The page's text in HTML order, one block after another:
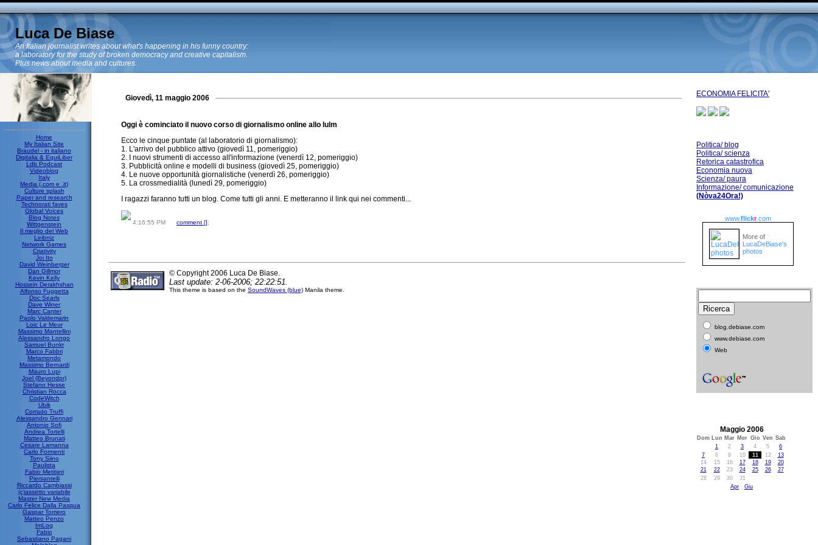
Luca De Biase
An Italian journalist writes about what's happening in his funny country:
a laboratory for the study of broken democracy and creative capitalism.
Plus news about media and cultures.
Home
My Italian Site
Braudel - in italiano
Digitalia & EquiLiber
Ldb Podcast
Videoblog
Italy
Media (.com e .it)
Culture splash
Paper and research
Technorati faves
Global Voices
Blog Notes
Wittgenstein
Il meglio del Web
Leibniz
Network Games
Criativity
Joi Ito
David Weinberger
Dan Gillmor
Kevin Kelly
Hossein Derakhshan
Alfonso Fuggetta
Doc Searls
Dave Winer
Marc Canter
Paolo Valdemarin
Loic Le Meur
Massimo Mantellini
Alessandro Longo
Samuel Bunkr
Marco Fabbri
Metamondo
Massimo Bernardi
Mauro Lupi
Joel (Beyondpr)
Stefano Hesse
Christian Rocca
CodeWitch
Ubik
Corrado Truffi
Alessandro Gennari
Antonio Sofi
Andrea Tortelli
Matteo Brunati
Cesare Lamanna
Carlo Formenti
Tony Siino
Paulista
Fabio Metitieri
Piersantelli
Riccardo Cambiassi
(c)assetto variabile
Master New Media
Carlo Felice Dalla Pasqua
Gaspar Torriero
Matteo Penzo
ImLog
Fabio
Sebastiano Pagani
Giovedì, 11 maggio 2006
Oggi è cominciato il nuovo corso di giornalismo online allo Iulm
Ecco le cinque puntate (al laboratorio di giornalismo):
1. L'arrivo del pubblico attivo (giovedì 11, pomeriggio)
2. I nuovi strumenti di accesso all'informazione (venerdì 12, pomeriggio)
3. Pubblicità online e modelli di business (giovedì 25, pomeriggio)
4. Le nuove opportunità giornalistiche (venerdì 26, pomeriggio)
5. La crossmedialità (lunedì 29, pomeriggio)
I ragazzi faranno tutti un blog. Come tutti gli anni. E metteranno il link qui nei commenti...
4:16:55 PM comment [];
© Copyright 2006 Luca De Biase.
Last update: 2-06-2006; 22:22:51.
This theme is based on the SoundWaves (blue) Manila theme.
ECONOMIA FELICITA'
Politica/ blog
Politica/ scienza
Retorica catastrofica
Economia nuova
Scienza/ paura
Informazione/ comunicazione
(Nòva24Ora!)
www.flickr.com
More of
LucaDeBiase's
photos
blog.debiase.com
www.debiase.com
Web
Maggio 2006
Dom Lun Mar Mer Gio Ven Sab
1
2 3 4 5
6
7
8 9 10 11 12
13
14
15 16 17 18 19
20
21
22 23 24 25 26
27
28
29 30
31
Apr
Giu